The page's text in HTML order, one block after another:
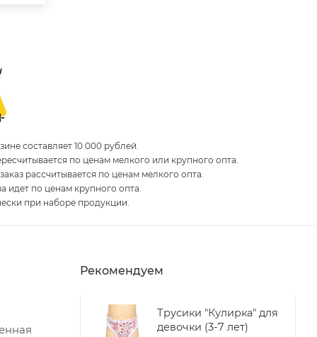
составляет 10 000 рублей.
по ценам мелкого или крупного опта.
рассчитывается по ценам мелкого опта.
идет по ценам крупного опта.
при наборе продукции.
Рекомендуем
Трусики "Кулирка" для
девочки (3-7 лет)